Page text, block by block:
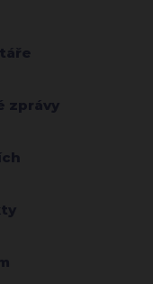
zprávy